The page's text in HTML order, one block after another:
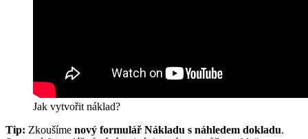
Jak vytvořit náklad?
Tip: Zkoušíme nový formulář Nákladu s náhledem dokladu.